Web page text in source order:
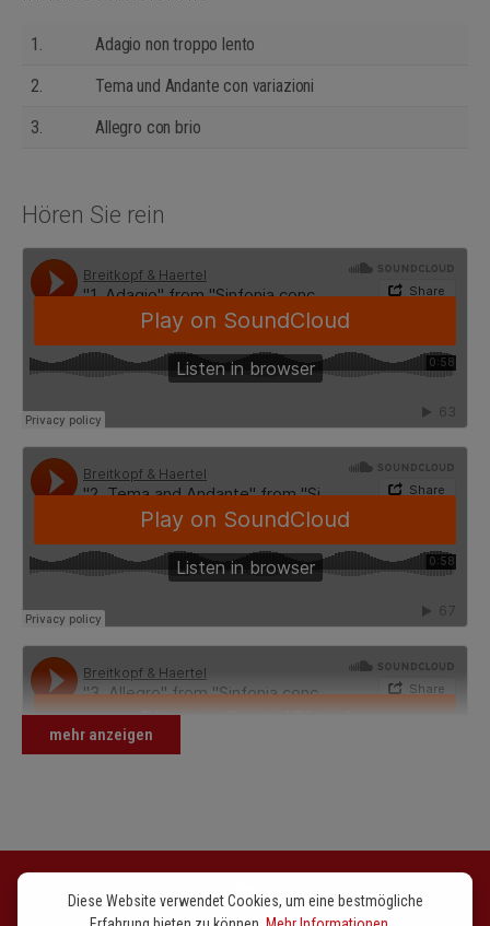
1.
Adagio non troppo lento
2.
Tema und Andante con variazioni
3.
Allegro con brio
Hören Sie rein
mehr anzeigen
Diese Website verwendet Cookies, um eine bestmögliche